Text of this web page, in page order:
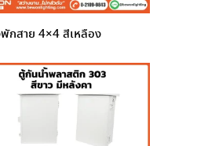
กสาย 4×4 สีเหลือง